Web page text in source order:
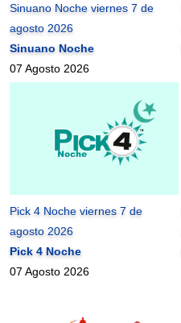
Sinuano Noche viernes 7 de
agosto 2026
Sinuano Noche
07 Agosto 2026
Pick 4 Noche viernes 7 de
agosto 2026
Pick 4 Noche
07 Agosto 2026